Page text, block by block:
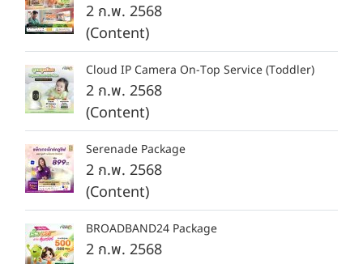
2 ก.พ. 2568
(Content)
Cloud IP Camera On-Top Service (Toddler)
2 ก.พ. 2568
(Content)
Serenade Package
2 ก.พ. 2568
(Content)
BROADBAND24 Package
2 ก.พ. 2568